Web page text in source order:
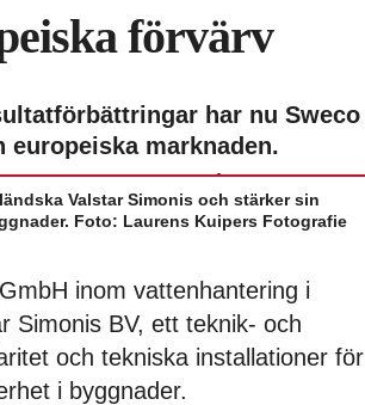
förvärv
har nu Sweco
marknaden.
Valstar Simonis och stärker sin
Foto: Laurens Kuipers Fotografie
inom vattenhantering i
Simonis BV, ett teknik- och
och tekniska installationer för
i byggnader.